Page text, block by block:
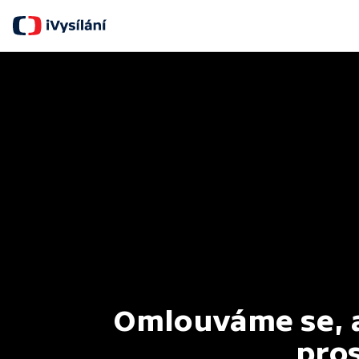
Omlouváme se,